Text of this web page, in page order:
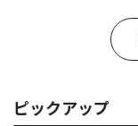
ピックアップ